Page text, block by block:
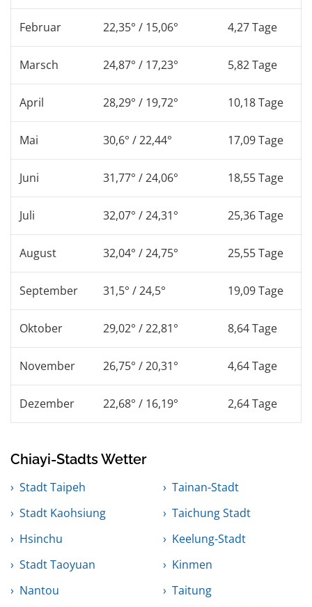
Februar 22,35° / 15,06° 4,27 Tage
Marsch 24,87° / 17,23° 5,82 Tage
April 28,29° / 19,72° 10,18 Tage
Mai 30,6° / 22,44° 17,09 Tage
Juni 31,77° / 24,06° 18,55 Tage
Juli 32,07° / 24,31° 25,36 Tage
August 32,04° / 24,75° 25,55 Tage
September 31,5° / 24,5° 19,09 Tage
Oktober 29,02° / 22,81° 8,64 Tage
November 26,75° / 20,31° 4,64 Tage
Dezember 22,68° / 16,19° 2,64 Tage
Chiayi-Stadts Wetter
Stadt Taipeh
Tainan-Stadt
Stadt Kaohsiung
Taichung Stadt
Hsinchu
Keelung-Stadt
Stadt Taoyuan
Kinmen
Nantou
Taitung